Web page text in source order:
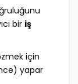
bir iş
için
yapar